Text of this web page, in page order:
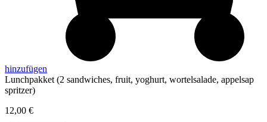
hinzufügen
Lunchpakket (2 sandwiches, fruit, yoghurt, wortelsalade, appelsap
spritzer)
12,00 €